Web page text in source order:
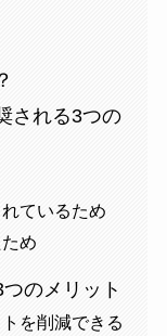
される3つの
ているため
め
のメリット
を削減できる